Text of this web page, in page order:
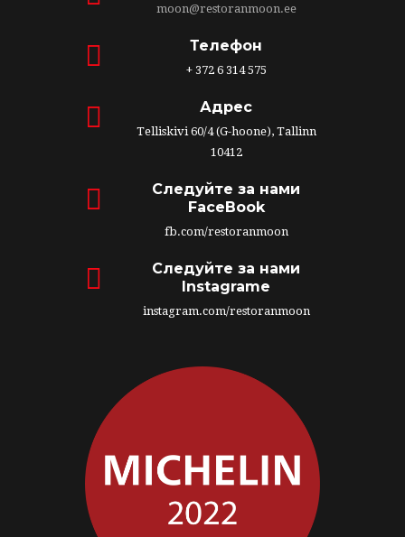
moon@restoranmoon.ee
Телефон
+ 372 6 314 575
Адрес
Telliskivi 60/4 (G-hoone), Tallinn
10412
Следуйте за нами
FaceBook
fb.com/restoranmoon
Следуйте за нами
Instagrame
instagram.com/restoranmoon